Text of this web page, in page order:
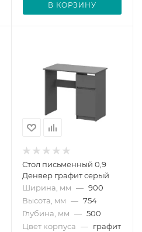
В КОРЗИНУ
Стол письменный 0,9
Денвер графит серый
Ширина, мм — 900
Высота, мм — 754
Глубина, мм — 500
Цвет корпуса — графит